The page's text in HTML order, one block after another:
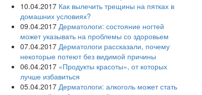
10.04.2017 Как вылечить трещины на пятках в
домашних условиях?
09.04.2017 Дерматологи: состояние ногтей
может указывать на проблемы со здоровьем
07.04.2017 Дерматологи рассказали, почему
некоторые потеют без видимой причины
06.04.2017 «Продукты красоты», от которых
лучше избавиться
05.04.2017 Дерматологи: алкоголь может стать